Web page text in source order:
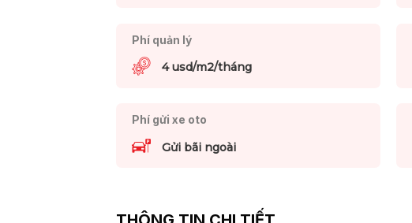
Phí quản lý
4 usd/m2/tháng
Phí gửi xe oto
Gửi bãi ngoài